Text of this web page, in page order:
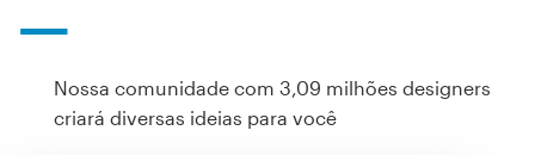
Nossa comunidade com 3,09 milhões designers
criará diversas ideias para você